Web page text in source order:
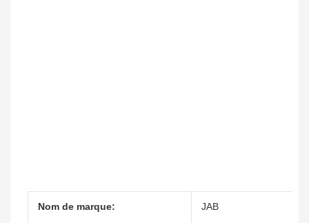
Nom de marque: JAB